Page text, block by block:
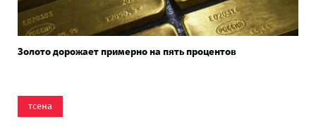
Золото дорожает примерно на пять процентов
тсена